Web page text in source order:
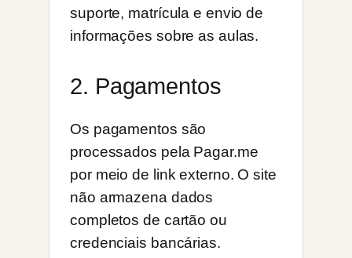
suporte, matrícula e envio de
informações sobre as aulas.
2. Pagamentos
Os pagamentos são
processados pela Pagar.me
por meio de link externo. O site
não armazena dados
completos de cartão ou
credenciais bancárias.